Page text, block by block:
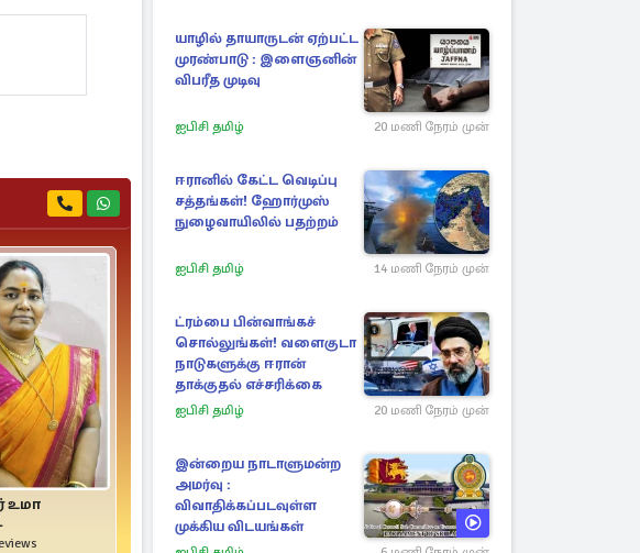
உமா
யாழில் தாயாருடன் ஏற்பட்ட
முரண்பாடு : இளைஞனின்
விபரீத முடிவு
ஐபிசி தமிழ் 20 மணி நேரம் முன்
ஈரானில் கேட்ட வெடிப்பு
சத்தங்கள்! ஹோர்முஸ்
நுழைவாயிலில் பதற்றம்
ஐபிசி தமிழ் 14 மணி நேரம் முன்
ட்ரம்பை பின்வாங்கச்
சொல்லுங்கள்! வளைகுடா
நாடுகளுக்கு ஈரான்
தாக்குதல் எச்சரிக்கை
ஐபிசி தமிழ் 20 மணி நேரம் முன்
இன்றைய நாடாளுமன்ற
அமர்வு :
விவாதிக்கப்படவுள்ள
முக்கிய விடயங்கள்